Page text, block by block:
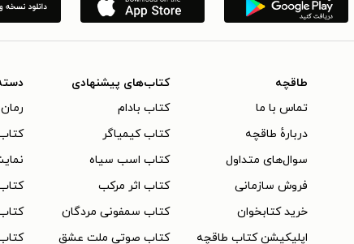
طاقچه
تماس با ما
دربارهٔ طاقچه
سوال‌های متداول
فروش سازمانی
خرید کتابخوان
اپلیکیشن کتاب طاقچه
کتاب‌های پیشنهادی
کتاب بادام
کتاب کیمیاگر
کتاب اسب سیاه
کتاب اثر مرکب
کتاب سمفونی مردگان
کتاب صوتی ملت عشق